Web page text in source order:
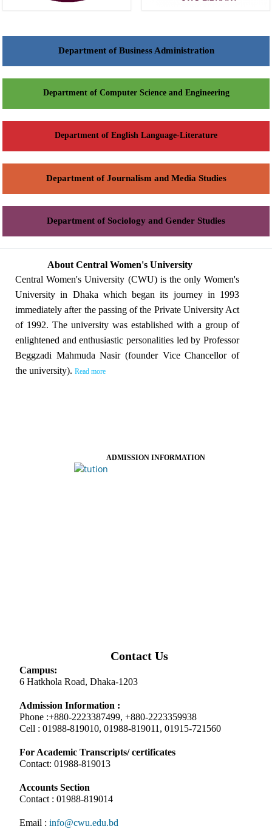
Department of Business Administration
Department of Computer Science and Engineering
Department of English Language-Literature
Department of Journalism and Media Studies
Department of Sociology and Gender Studies
About Central Women's University
Central Women's University (CWU) is the only Women's
University in Dhaka which began its journey in 1993
immediately after the passing of the Private University Act
of 1992. The university was established with a group of
enlightened and enthusiastic personalities led by Professor
Beggzadi Mahmuda Nasir (founder Vice Chancellor of
the university). Read more
ADMISSION INFORMATION
Contact Us
Campus:
6 Hatkhola Road, Dhaka-1203
Admission Information :
Phone :+880-2223387499, +880-2223359938
Cell : 01988-819010, 01988-819011, 01915-721560
For Academic Transcripts/ certificates
Contact: 01988-819013
Accounts Section
Contact : 01988-819014
Email : info@cwu.edu.bd